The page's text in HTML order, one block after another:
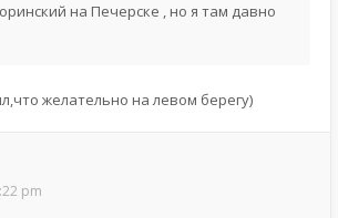
на Печерске , но я там давно
желательно на левом берегу)
pm